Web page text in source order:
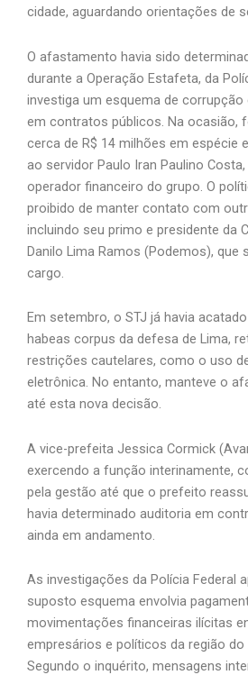
cidade, aguardando orientações de
O afastamento havia sido
durante a Operação Estafeta, da
investiga um esquema de corrupção
em contratos públicos. Na ocasião,
cerca de R$ 14 milhões em espécie
ao servidor Paulo Iran Paulino
operador financeiro do grupo. O
proibido de manter contato com
incluindo seu primo e presidente da
Danilo Lima Ramos (Podemos), que
cargo.
Em setembro, o STJ já havia
habeas corpus da defesa de Lima,
restrições cautelares, como o uso
eletrônica. No entanto, manteve o
até esta nova decisão.
A vice-prefeita Jessica Cormick
exercendo a função interinamente,
pela gestão até que o prefeito
havia determinado auditoria em
ainda em andamento.
As investigações da Polícia Federal
suposto esquema envolvia
movimentações financeiras ilícitas
empresários e políticos da região do
Segundo o inquérito, mensagens